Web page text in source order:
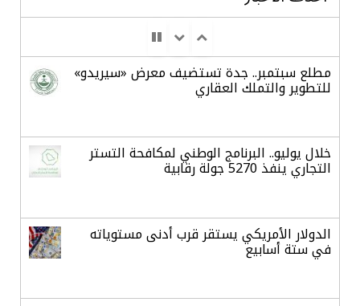
مطلع سبتمبر.. جدة تستضيف معرض «سيريدو»
للتطوير والتملك العقاري
خلال يوليو.. البرنامج الوطني لمكافحة التستر
التجاري ينفذ 5270 جولة رقابية
الدولار الأمريكي يستقر قرب أدنى مستوياته
في ستة أسابيع